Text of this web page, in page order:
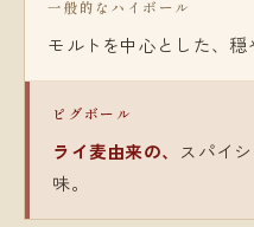
一般的なハイボール
モルトを中心とした、穏
ピグボール
ライ麦由来の、 スパイ
味。